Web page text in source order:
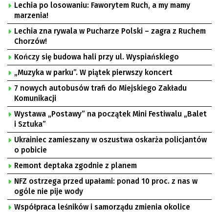
Lechia po losowaniu: Faworytem Ruch, a my mamy
marzenia!
Lechia zna rywala w Pucharze Polski – zagra z Ruchem
Chorzów!
Kończy się budowa hali przy ul. Wyspiańskiego
„Muzyka w parku”. W piątek pierwszy koncert
7 nowych autobusów trafi do Miejskiego Zakładu
Komunikacji
Wystawa „Postawy” na początek Mini Festiwalu „Balet
i Sztuka”
Ukrainiec zamieszany w oszustwa oskarża policjantów
o pobicie
Remont deptaka zgodnie z planem
NFZ ostrzega przed upałami: ponad 10 proc. z nas w
ogóle nie pije wody
Współpraca leśników i samorządu zmienia okolice